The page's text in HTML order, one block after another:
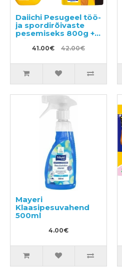
Daiichi Pesugeel töö-
ja spordirõivaste
pesemiseks 800g +
täide 1.5kg
41.00€ 42.00€
Mayeri
Klaasipesuvahend
500ml
4.00€